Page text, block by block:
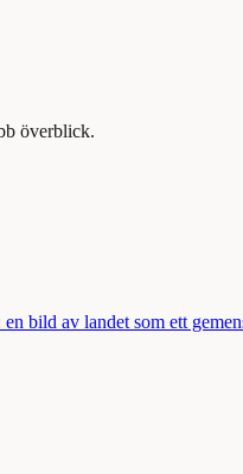
överblick.
bild av landet som ett